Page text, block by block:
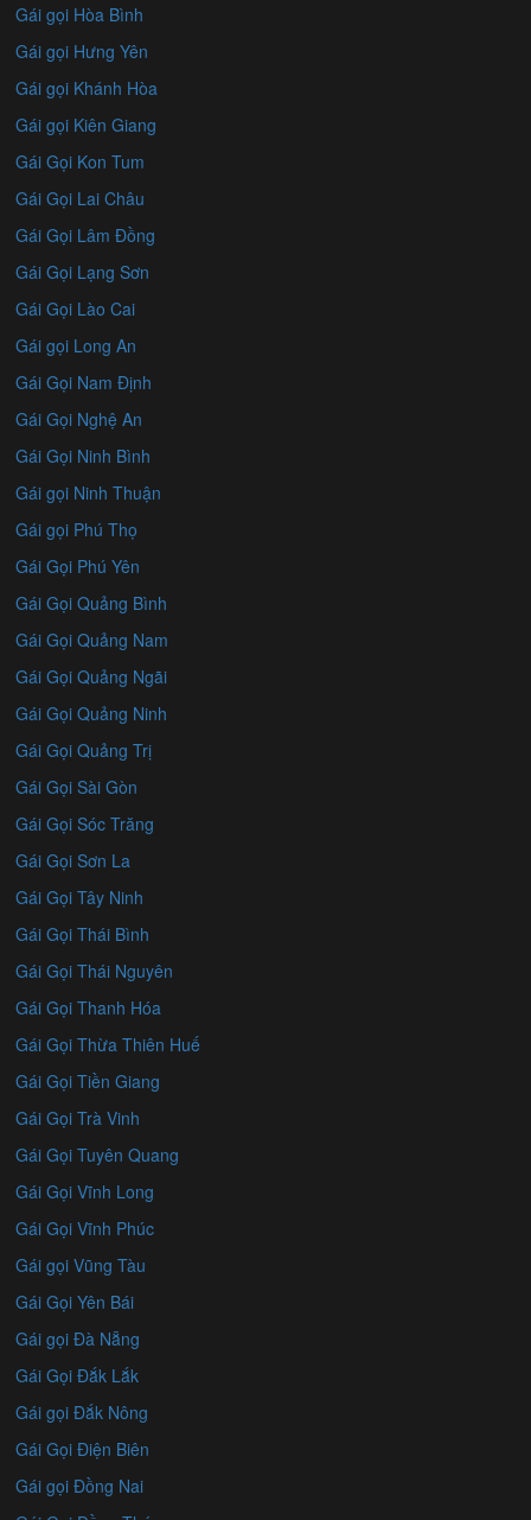
Gái gọi Hòa Bình
Gái gọi Hưng Yên
Gái gọi Khánh Hòa
Gái gọi Kiên Giang
Gái Gọi Kon Tum
Gái Gọi Lai Châu
Gái Gọi Lâm Đồng
Gái Gọi Lạng Sơn
Gái Gọi Lào Cai
Gái gọi Long An
Gái Gọi Nam Định
Gái Gọi Nghệ An
Gái Gọi Ninh Bình
Gái gọi Ninh Thuận
Gái gọi Phú Thọ
Gái Gọi Phú Yên
Gái Gọi Quảng Bình
Gái Gọi Quảng Nam
Gái Gọi Quảng Ngãi
Gái Gọi Quảng Ninh
Gái Gọi Quảng Trị
Gái Gọi Sài Gòn
Gái Gọi Sóc Trăng
Gái Gọi Sơn La
Gái Gọi Tây Ninh
Gái Gọi Thái Bình
Gái Gọi Thái Nguyên
Gái Gọi Thanh Hóa
Gái Gọi Thừa Thiên Huế
Gái Gọi Tiền Giang
Gái Gọi Trà Vinh
Gái Gọi Tuyên Quang
Gái Gọi Vĩnh Long
Gái Gọi Vĩnh Phúc
Gái gọi Vũng Tàu
Gái Gọi Yên Bái
Gái gọi Đà Nẵng
Gái Gọi Đắk Lắk
Gái gọi Đắk Nông
Gái Gọi Điện Biên
Gái gọi Đồng Nai